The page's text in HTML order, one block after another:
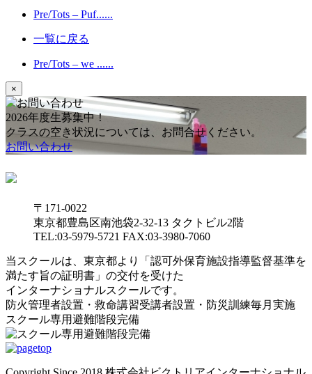
Pre/Tots – Puf......
一覧に戻る
Pre/Tots – we ......
×
2026年度生募集中！
クラスの空き状況については、お問合せください。
お問い合わせ
〒171-0022
東京都豊島区南池袋2-32-13 タクトビル2階
TEL:03-5979-5721 FAX:03-3980-7060
当スクールは、東京都より「認可外保育施設指導監督基準を
満たす旨の証明書」の交付を受けた
インターナショナルスクールです。
防火管理者設置・救命講習受講者設置・防災訓練毎月実施
スクール専用避難階段完備